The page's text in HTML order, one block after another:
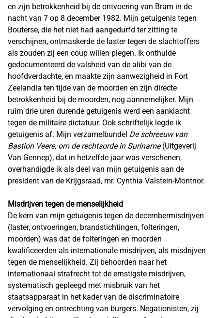
en zijn betrokkenheid bij de ontvoering van Bram in de
nacht van 7 op 8 december 1982. Mijn getuigenis tegen
Bouterse, die het niet had aangedurfd ter zitting te
verschijnen, ontmaskerde de laster tegen de slachtoffers
als zouden zij een coup willen plegen. Ik onthulde
gedocumenteerd de valsheid van de alibi van de
hoofdverdachte, en maakte zijn aanwezigheid in Fort
Zeelandia ten tijde van de moorden en zijn directe
betrokkenheid bij de moorden, nog aannemelijker. Mijn
ruim drie uren durende getuigenis werd een aanklacht
tegen de militaire dictatuur. Ook schriftelijk legde ik
getuigenis af. Mijn verzamelbundel De schreeuw van
Bastion Veere, om de rechtsorde in Suriname(Uitgeverij
Van Gennep), dat in hetzelfde jaar was verschenen,
overhandigde ik als deel van mijn getuigenis aan de
president van de Krijgsraad, mr. Cynthia Valstein-Montnor.
Misdrijven tegen de menselijkheid
De kern van mijn getuigenis tegen de decembermisdrijven
(laster, ontvoeringen, brandstichtingen, folteringen,
moorden) was dat de folteringen en moorden
kwalificeerden als internationale misdrijven, als misdrijven
tegen de menselijkheid. Zij behoorden naar het
internationaal strafrecht tot de ernstigste misdrijven,
systematisch gepleegd met misbruik van het
staatsapparaat in het kader van de discriminatoire
vervolging en ontrechting van burgers. Negationisten, zij